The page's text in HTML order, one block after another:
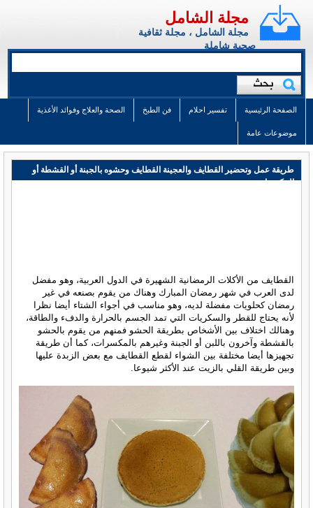
مجلة الشامل
مجلة الشامل ، مجلة ثقافية
صحية شاملة
الصفحة الرئيسية تفسير احلام فن الطبخ الصحة والعلاج وفوائد الأغذية
موضوعات عامة
طريقة عمل وتحضير القطايف والعجينة القطايف وحشوه بالجبنة أو القشطة أو
المكسرات
القطايف من الأكلات الرمضانية الشهيرة في الدول العربية، وهو مفضل
لدى العرب في شهر رمضان المبارك وهناك من يقوم بصنعه في غير
رمضان كحلويات مفضلة لديه، وهو مناسب في أجواء الشتاء أيضا نظرا
لأنه يحتاج للقطر والسكريات التي تمد الجسم بالحرارة والدفء والطاقة،
وهنالك اختلاف بين الأشخاص بطريقة الحشو فمنهم من يقوم بالحشو
بالقشطة وآخرون باللبن أو الجبنة وغيرهم بالمكسرات، كما أن طريقة
تجهيزها أيضا مختلفة بين الشواء لقطع القطايف مع بعض الزبدة عليها
وبين طريقة القلي بالزيت عند الأكثر شيوعا.